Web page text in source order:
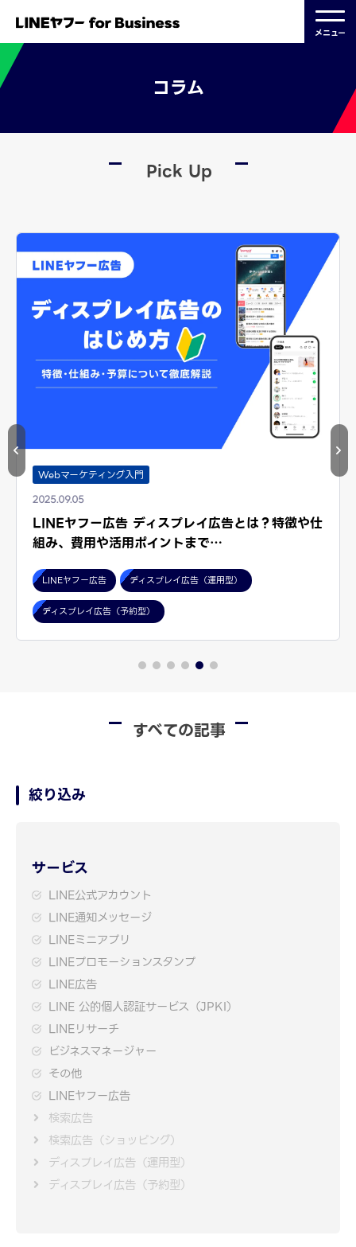
メニュー
コラム
Pick Up
Webマーケティング入門
2025.09.05
LINEヤフー広告 ディスプレイ広告とは？特徴や仕
組み、費用や活用ポイントまで…
LINEヤフー広告 ディスプレイ広告（運用型）
ディスプレイ広告（予約型）
すべての記事
絞り込み
サービス
LINE公式アカウント
LINE通知メッセージ
LINEミニアプリ
LINEプロモーションスタンプ
LINE広告
LINE 公的個人認証サービス（JPKI）
LINEリサーチ
ビジネスマネージャー
その他
LINEヤフー広告
検索広告
検索広告（ショッピング）
ディスプレイ広告（運用型）
ディスプレイ広告（予約型）